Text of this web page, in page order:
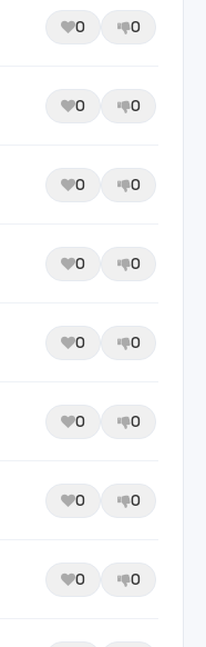
0 0
0 0
0 0
0 0
0 0
0 0
0 0
0 0